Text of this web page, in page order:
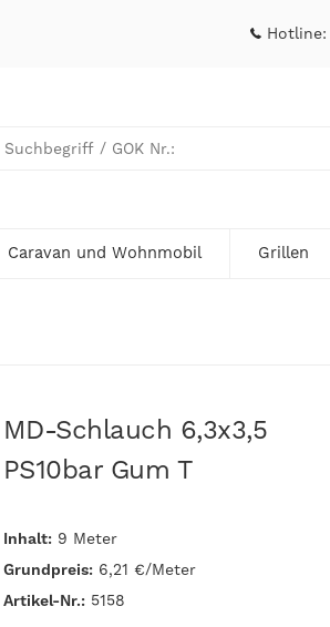
Hotline:
Caravan und Wohnmobil Grillen
MD-Schlauch 6,3x3,5
PS10bar Gum T
Inhalt:9 Meter
Grundpreis:6,21 €/Meter
Artikel-Nr.:5158